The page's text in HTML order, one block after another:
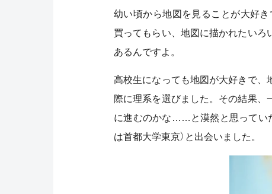
幼い頃から地図を見ることが大好
買ってもらい、地図に描かれたいろ
あるんですよ。
高校生になっても地図が大好きで、
際に理系を選びました。その結果
に進むのかな……と漠然と思ってい
は首都大学東京）と出会いました。